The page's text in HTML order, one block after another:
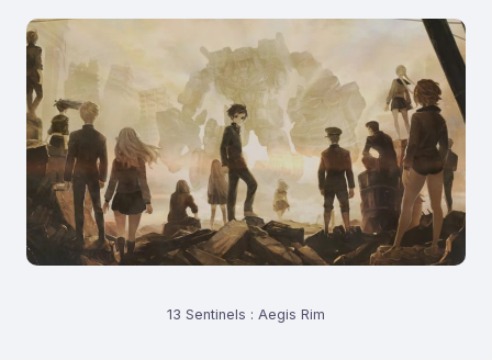
13 Sentinels : Aegis Rim